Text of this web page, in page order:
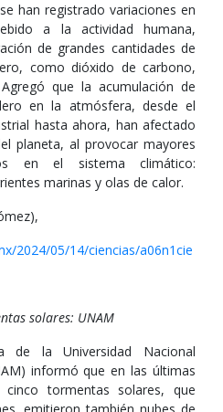
han registrado variaciones en
a la actividad humana,
de grandes cantidades de
como dióxido de carbono,
que la acumulación de
en la atmósfera, desde el
hasta ahora, han afectado
planeta, al provocar mayores
en el sistema climático:
marinas y olas de calor.
2024/05/14/ciencias/a06n1cie
solares: UNAM
de la Universidad Nacional
informó que en las últimas
tormentas solares, que